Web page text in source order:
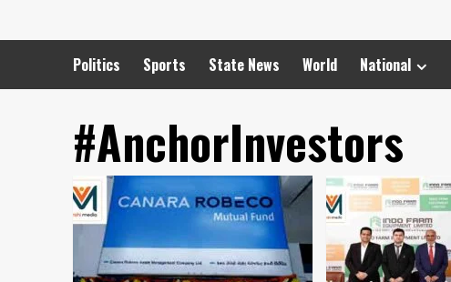
Politics Sports State News World National
#AnchorInvestors